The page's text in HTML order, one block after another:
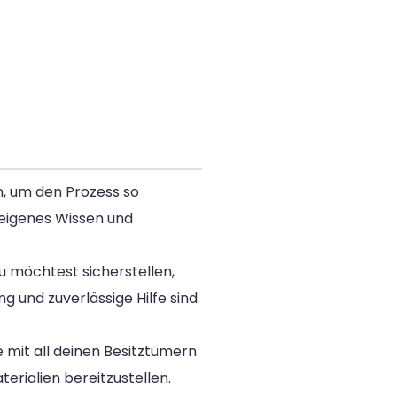
den Prozess so
Wissen und
möchtest sicherstellen,
und zuverlässige Hilfe sind
mit all deinen Besitztümern
bereitzustellen.